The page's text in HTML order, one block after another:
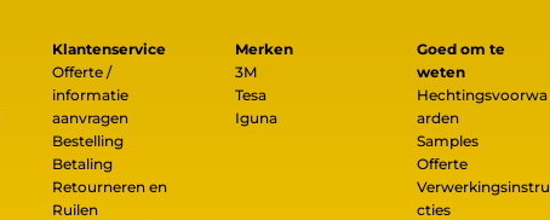
Klantenservice
Offerte /
informatie
aanvragen
Bestelling
Betaling
Retourneren en
Ruilen
Merken
3M
Tesa
Iguna
Goed om te
weten
Hechtingsvoorwa
arden
Samples
Offerte
Verwerkingsinstru
cties